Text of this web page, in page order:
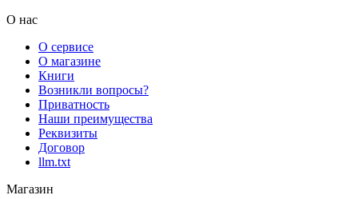
О нас
О сервисе
О магазине
Книги
Возникли вопросы?
Приватность
Наши преимущества
Реквизиты
Договор
llm.txt
Магазин